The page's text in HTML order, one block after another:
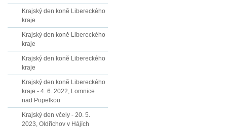
Krajský den koně Libereckého
kraje
Krajský den koně Libereckého
kraje
Krajský den koně Libereckého
kraje
Krajský den koně Libereckého
kraje - 4. 6. 2022, Lomnice
nad Popelkou
Krajský den včely - 20. 5.
2023, Oldřichov v Hájích